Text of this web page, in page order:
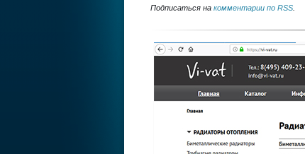
Подписаться на комментарии по RSS